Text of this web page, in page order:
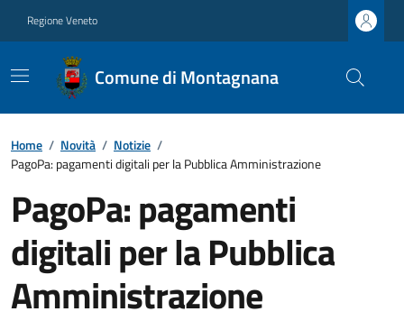
Regione Veneto
Comune di Montagnana
Home / Novità / Notizie /
PagoPa: pagamenti digitali per la Pubblica Amministrazione
PagoPa: pagamenti
digitali per la Pubblica
Amministrazione